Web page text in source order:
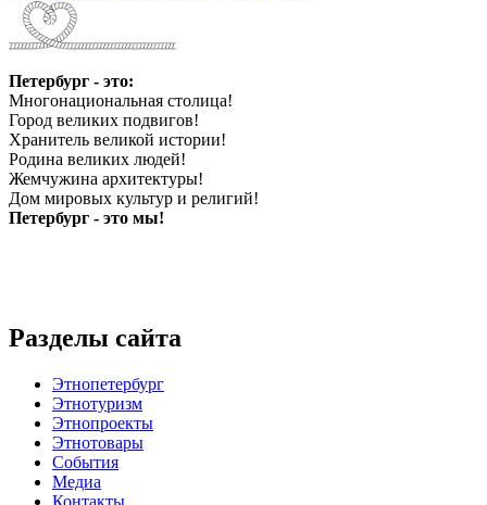
Петербург - это:
Многонациональная столица!
Город великих подвигов!
Хранитель великой истории!
Родина великих людей!
Жемчужина архитектуры!
Дом мировых культур и религий!
Петербург - это мы!
Разделы сайта
Этнопетербург
Этнотуризм
Этнопроекты
Этнотовары
События
Медиа
Контакты